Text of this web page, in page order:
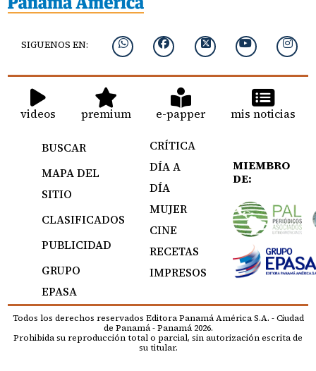
SIGUENOS EN:
videos premium e-papper mis noticias
BUSCAR
MAPA DEL
SITIO
CLASIFICADOS
PUBLICIDAD
GRUPO
EPASA
CRÍTICA
DÍA A
DÍA
MUJER
CINE
RECETAS
IMPRESOS
MIEMBRO
DE:
Todos los derechos reservados Editora Panamá América S.A. - Ciudad
de Panamá - Panamá 2026.
Prohibida su reproducción total o parcial, sin autorización escrita de
su titular.